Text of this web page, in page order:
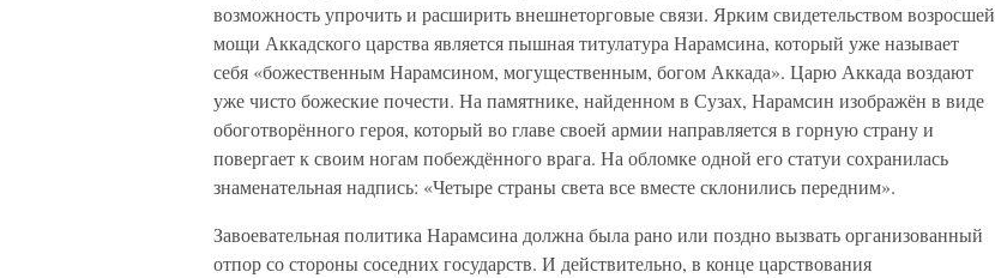
возможность упрочить и расширить внешнеторговые связи. Ярким свидетельством возросшей
мощи Аккадского царства является пышная титулатура Нарамсина, который уже называет
себя «божественным Нарамсином, могущественным, богом Аккада». Царю Аккада воздают
уже чисто божеские почести. На памятнике, найденном в Сузах, Нарамсин изображён в виде
обоготворённого героя, который во главе своей армии направляется в горную страну и
повергает к своим ногам побеждённого врага. На обломке одной его статуи сохранилась
знаменательная надпись: «Четыре страны света все вместе склонились передним».
Завоевательная политика Нарамсина должна была рано или поздно вызвать организованный
отпор со стороны соседних государств. И действительно, в конце царствования